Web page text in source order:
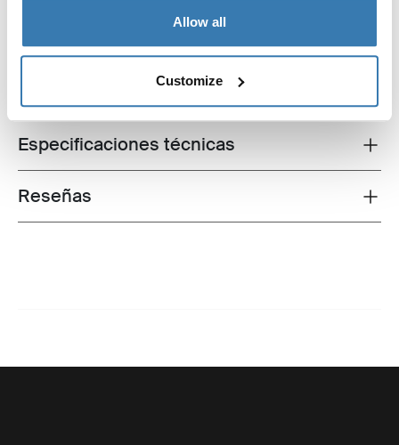
Allow all
Customize
Descripción del producto
Toggle features
Todas las características
Toggle techspec
Especificaciones técnicas
Toggle overview
Reseñas